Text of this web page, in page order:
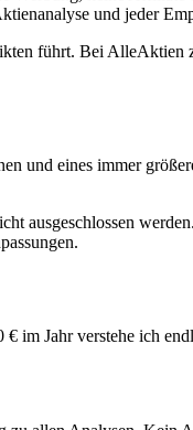
und jeder
führt. Bei
und eines immer
ausgeschlossen
im Jahr verstehe ich